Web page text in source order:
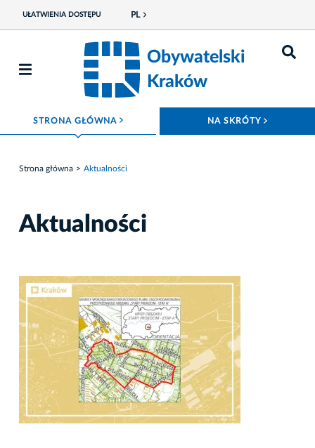
UŁATWIENIA DOSTĘPU PL
Obywatelski
Kraków
STRONA GŁÓWNA ROZWIŃ MENU NA SKRÓTY
Strona główna Aktualności
Aktualności